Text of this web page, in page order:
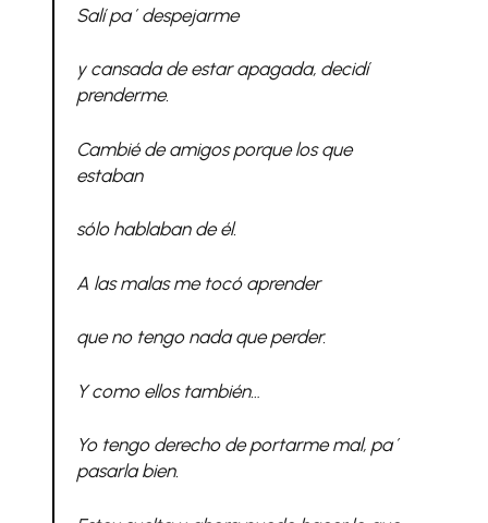
Salí pa´ despejarme
y cansada de estar apagada, decidí
prenderme.
Cambié de amigos porque los que
estaban
sólo hablaban de él.
A las malas me tocó aprender
que no tengo nada que perder.
Y como ellos también…
Yo tengo derecho de portarme mal, pa´
pasarla bien.